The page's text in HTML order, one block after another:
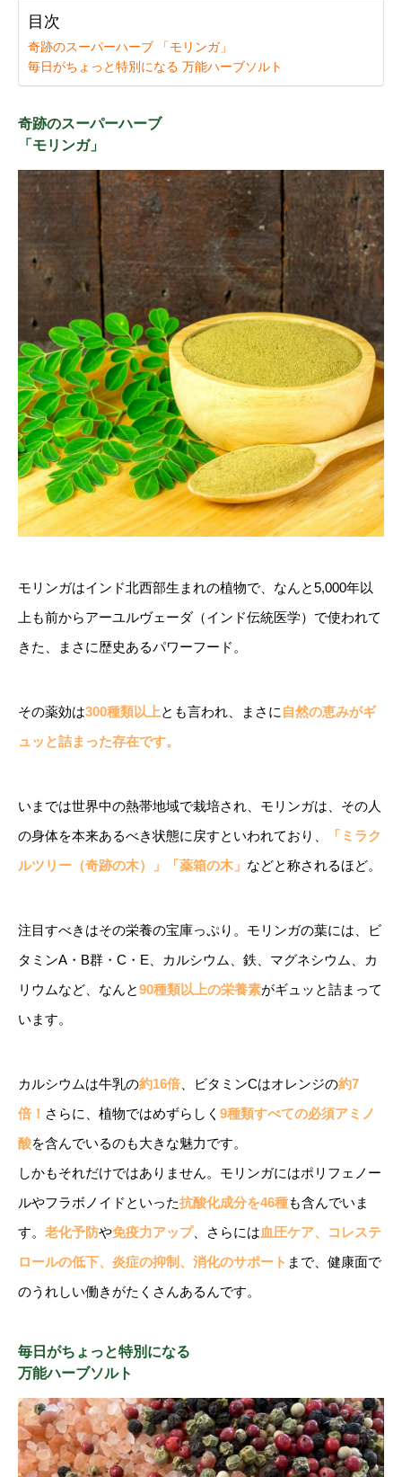
え
用
個
目次
奇跡のスーパーハーブ 「モリンガ」
毎日がちょっと特別になる 万能ハーブソルト
奇跡のスーパーハーブ
「モリンガ」
モリンガはインド北西部生まれの植物で、なんと5,000年以
上も前からアーユルヴェーダ（インド伝統医学）で使われて
きた、まさに歴史あるパワーフード。
その薬効は300種類以上とも言われ、まさに 自然の恵みがギ
ュッと詰まった存在です。
いまでは世界中の熱帯地域で栽培され、モリンガは、その人
の身体を本来あるべき状態に戻すといわれており、
「ミラク
ルツリー（奇跡の木）」「薬箱の木」 などと称されるほど。
注目すべきはその栄養の宝庫っぷり。モリンガの葉には、ビ
タミンA・B群・C・E、カルシウム、鉄、マグネシウム、カ
リウムなど、なんと90種類以上の栄養素がギュッと詰まって
います。
カルシウムは牛乳の約16倍 、ビタミンCはオレンジの約7
倍！ さらに、植物ではめずらしく 9種類すべての必須アミノ
酸を含んでいるのも大きな魅力です。
しかもそれだけではありません。モリンガにはポリフェノー
ルやフラボノイドといった抗酸化成分を46種も含んでいま
す。 老化予防や免疫力アップ、さらには血圧ケア、コレステ
ロールの低下、炎症の抑制、消化のサポート まで、健康面で
のうれしい働きがたくさんあるんです。
毎日がちょっと特別になる
万能ハーブソルト